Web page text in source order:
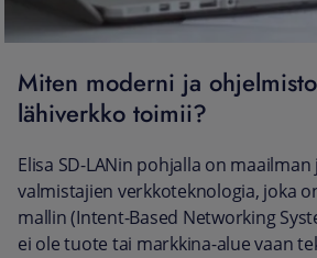
Miten moderni ja
lähiverkko toimii?
Elisa SD-LANin pohjalla on
valmistajien verkkoteknologia, joka
mallin (Intent-Based Networking
ei ole tuote tai markkina-alue vaan